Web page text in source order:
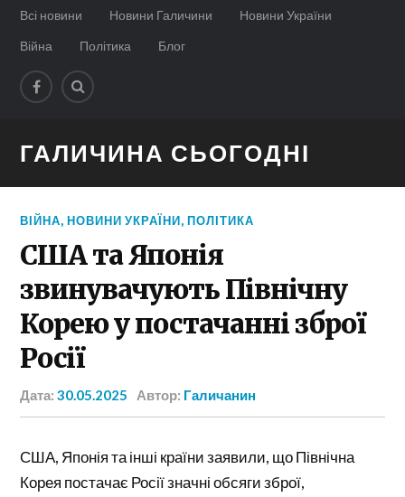
Всі новини Новини Галичини
Новини України
Війна
Політика Блог
ГАЛИЧИНА СЬОГОДНІ
ВІЙНА,НОВИНИ УКРАЇНИ,ПОЛІТИКА
США та Японія
звинувачують Північну
Корею у постачанні зброї
Росії
Дата:30.05.2025 Автор: Галичанин
США, Японія та інші країни заявили, що Північна
Корея постачає Росії значні обсяги зброї,